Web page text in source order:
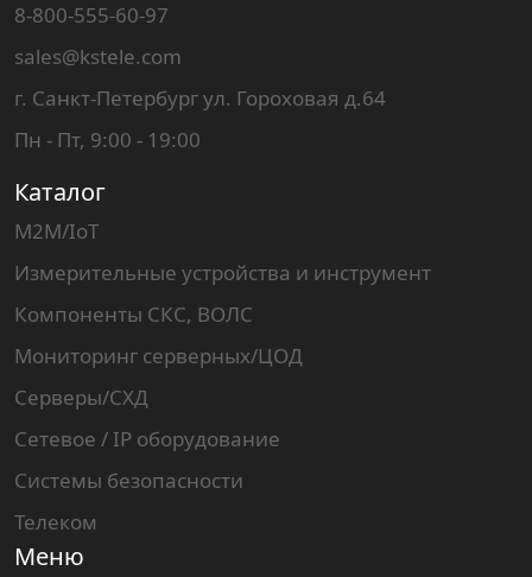
Каталог
M2M/IoT
Измерительные устройства и инструмент
Компоненты СКС, ВОЛС
Мониторинг серверных/ЦОД
Серверы/СХД
Сетевое / IP оборудование
Системы безопасности
Телеком
Меню
8-800-555-60-97
sales@kstele.com
г. Санкт-Петербург ул. Гороховая д.64
Пн - Пт, 9:00 - 19:00